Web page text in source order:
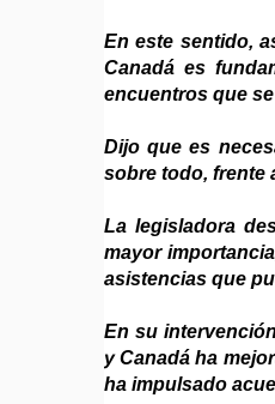
En este sentido,
Canadá es
encuentros que
Dijo que es
sobre todo, frente
La legisladora
mayor
asistencias que
En su
y Canadá ha
ha impulsado